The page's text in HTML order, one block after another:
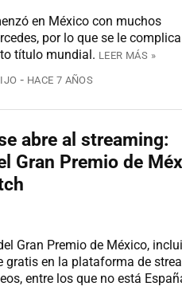
en México con muchos
por lo que se le complica
título mundial. LEER MÁS »
HACE 7 AÑOS
abre al streaming:
Gran Premio de
Gran Premio de México,
gratis en la plataforma de
entre los que no está